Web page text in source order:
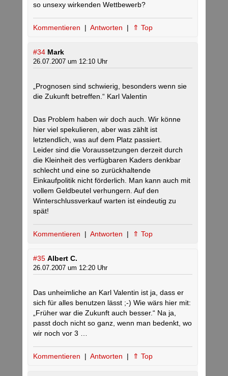
so unsexy wirkenden Wettbewerb?
Kommentieren | Antworten | ⇑ Top
#34 Mark
26.07.2007 um 12:10 Uhr
„Prognosen sind schwierig, besonders wenn sie
die Zukunft betreffen.“ Karl Valentin
Das Problem haben wir doch auch. Wir könne
hier viel spekulieren, aber was zählt ist
letztendlich, was auf dem Platz passiert.
Leider sind die Voraussetzungen derzeit durch
die Kleinheit des verfügbaren Kaders denkbar
schlecht und eine so zurückhaltende
Einkaufpolitik nicht förderlich. Man kann auch mit
vollem Geldbeutel verhungern. Auf den
Winterschlussverkauf warten ist eindeutig zu
spät!
Kommentieren | Antworten | ⇑ Top
#35 Albert C.
26.07.2007 um 12:20 Uhr
Das unheimliche an Karl Valentin ist ja, dass er
sich für alles benutzen lässt ;-) Wie wärs hier mit:
„Früher war die Zukunft auch besser.“ Na ja,
passt doch nicht so ganz, wenn man bedenkt, wo
wir noch vor 3 …
Kommentieren | Antworten | ⇑ Top